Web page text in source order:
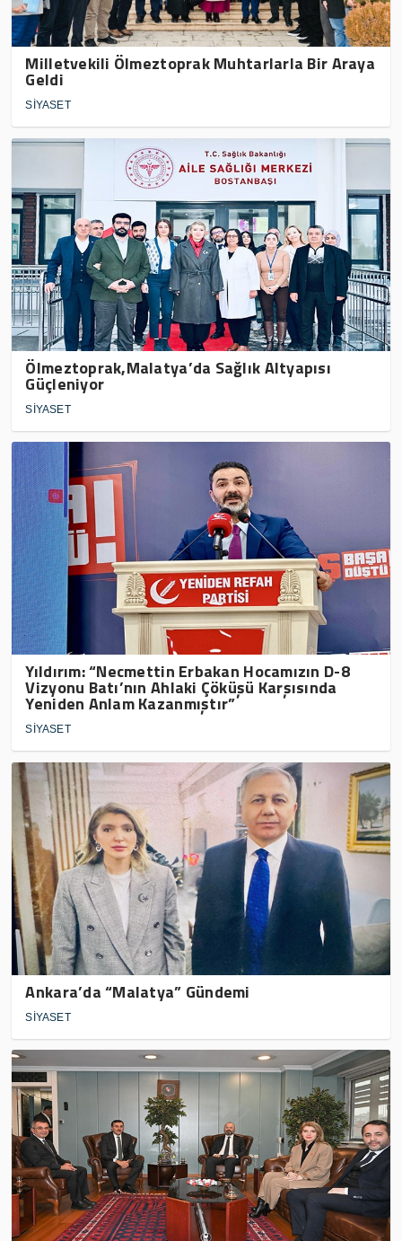
Milletvekili Ölmeztoprak Muhtarlarla Bir Araya
Geldi
SİYASET
Ölmeztoprak,Malatya’da Sağlık Altyapısı
Güçleniyor
SİYASET
Yıldırım: “Necmettin Erbakan Hocamızın D-8
Vizyonu Batı’nın Ahlaki Çöküşü Karşısında
Yeniden Anlam Kazanmıştır”
SİYASET
Ankara’da “Malatya” Gündemi
SİYASET